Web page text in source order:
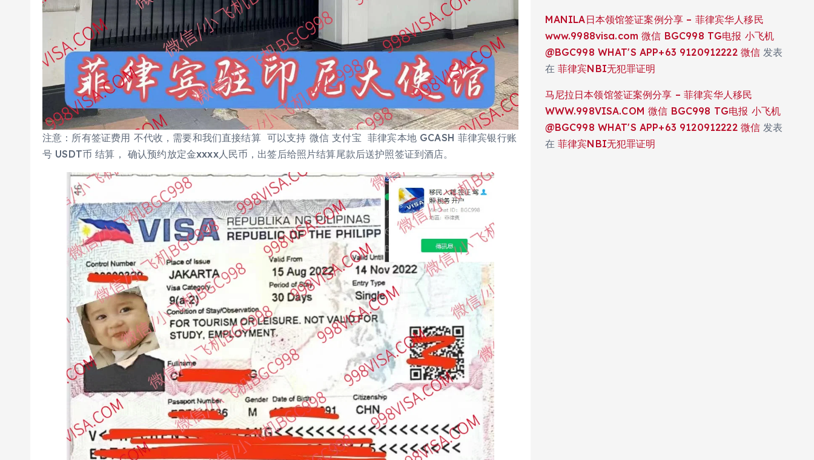
注意：所有签证费用 不代收，需要和我们直接结算 可以支持 微信 支付宝 菲律宾本地 GCASH 菲律宾银行账
号 USDT币 结算， 确认预约放定金xxxx人民币，出签后给照片结算尾款后送护照签证到酒店。
MANILA日本领馆签证案例分享 – 菲律宾华人移民
www.9988visa.com 微信 BGC998 TG电报 小飞机
@BGC998 WHAT'S APP+63 9120912222 微信 发表
在 菲律宾NBI无犯罪证明
马尼拉日本领馆签证案例分享 – 菲律宾华人移民
WWW.998VISA.COM 微信 BGC998 TG电报 小飞机
@BGC998 WHAT'S APP+63 9120912222 微信 发表
在 菲律宾NBI无犯罪证明